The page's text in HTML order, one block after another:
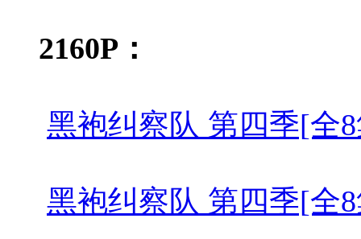
2160P：
黑袍纠察队 第四季[全8
黑袍纠察队 第四季[全8